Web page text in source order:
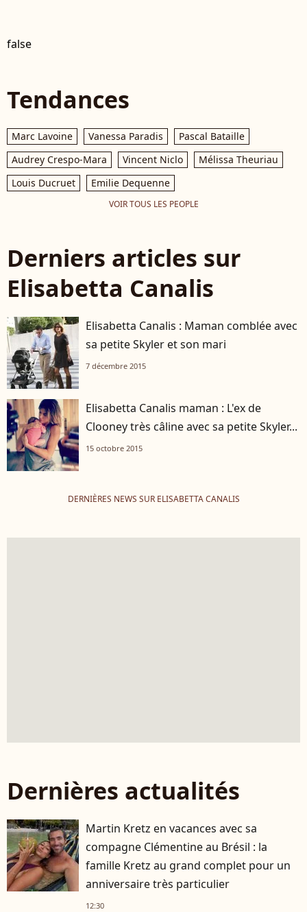
false
Tendances
Marc Lavoine Vanessa Paradis
Pascal Bataille
Audrey Crespo-Mara
Vincent Niclo
Mélissa Theuriau
Louis Ducruet
Emilie Dequenne
VOIR TOUS LES PEOPLE
Derniers articles sur
Elisabetta Canalis
Elisabetta Canalis : Maman comblée avec
sa petite Skyler et son mari
7 décembre 2015
Elisabetta Canalis maman : L'ex de
Clooney très câline avec sa petite Skyler...
15 octobre 2015
DERNIÈRES NEWS SUR ELISABETTA CANALIS
Dernières actualités
Martin Kretz en vacances avec sa
compagne Clémentine au Brésil : la
famille Kretz au grand complet pour un
anniversaire très particulier
12:30